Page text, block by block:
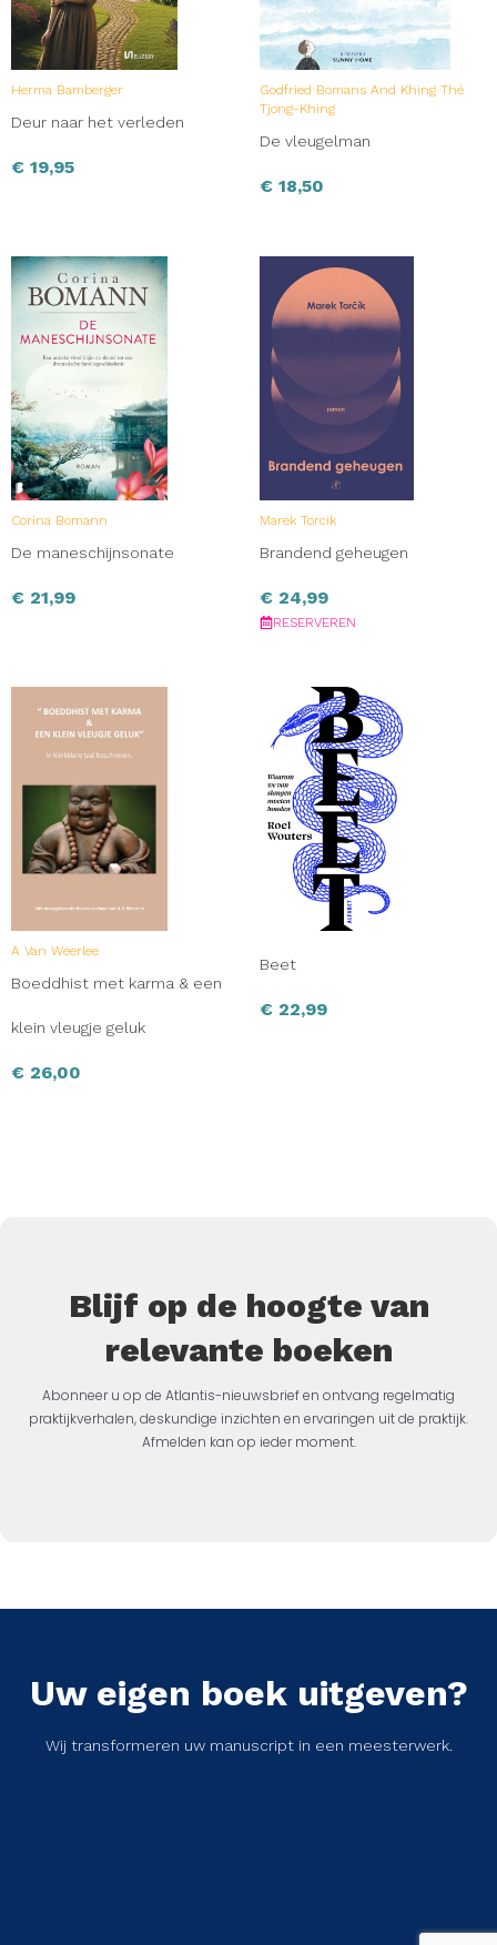
Herma Bamberger
Deur naar het verleden
€ 19,95
Godfried Bomans And Khing Thé
Tjong-Khing
De vleugelman
€ 18,50
Corina Bomann
De maneschijnsonate
€ 21,99
Marek Torcik
Brandend geheugen
€ 24,99
RESERVEREN
A Van Weerlee
Boeddhist met karma & een
klein vleugje geluk
€ 26,00
Beet
€ 22,99
Blijf op de hoogte van
relevante boeken
Abonneer u op de Atlantis-nieuwsbrief en ontvang regelmatig
praktijkverhalen, deskundige inzichten en ervaringen uit de praktijk.
Afmelden kan op ieder moment.
Uw eigen boek uitgeven?
Wij transformeren uw manuscript in een meesterwerk.